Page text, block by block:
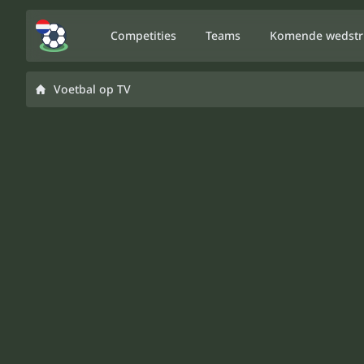
Competities Teams Komende
Voetbal op TV